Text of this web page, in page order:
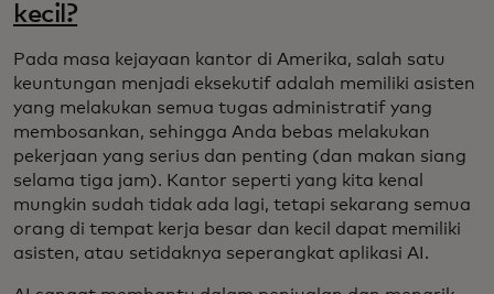
kecil?
Pada masa kejayaan kantor di Amerika, salah satu
keuntungan menjadi eksekutif adalah memiliki asisten
yang melakukan semua tugas administratif yang
membosankan, sehingga Anda bebas melakukan
pekerjaan yang serius dan penting (dan makan siang
selama tiga jam). Kantor seperti yang kita kenal
mungkin sudah tidak ada lagi, tetapi sekarang semua
orang di tempat kerja besar dan kecil dapat memiliki
asisten, atau setidaknya seperangkat aplikasi AI.